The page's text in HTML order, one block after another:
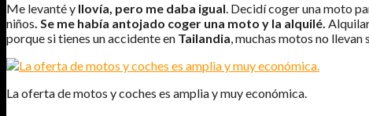
Me levanté y llovía, pero me daba igual. Decidí coger una moto
niños. Se me había antojado coger una moto y la alquilé.
porque si tienes un accidente en Tailandia, muchas motos no llevan
La oferta de motos y coches es amplia y muy económica.